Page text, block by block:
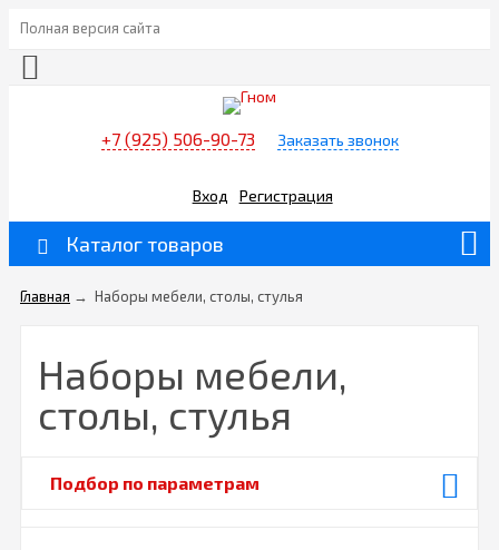
Полная версия сайта
+7 (925) 506-90-73 Заказать звонок
Вход Регистрация
Каталог товаров
Главная → Наборы мебели, столы, стулья
Наборы мебели,
столы, стулья
Подбор по параметрам